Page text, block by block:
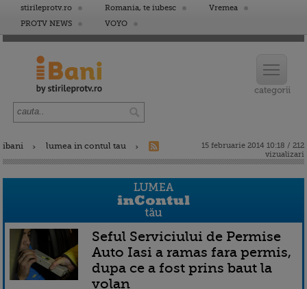
stirileprotv.ro Romania, te iubesc
Vremea
PROTV NEWS
VOYO
ibani lumea in contul tau
15 februarie 2014 10:18 / 212
vizualizari
Seful Serviciului de Permise
Auto Iasi a ramas fara permis,
dupa ce a fost prins baut la
volan